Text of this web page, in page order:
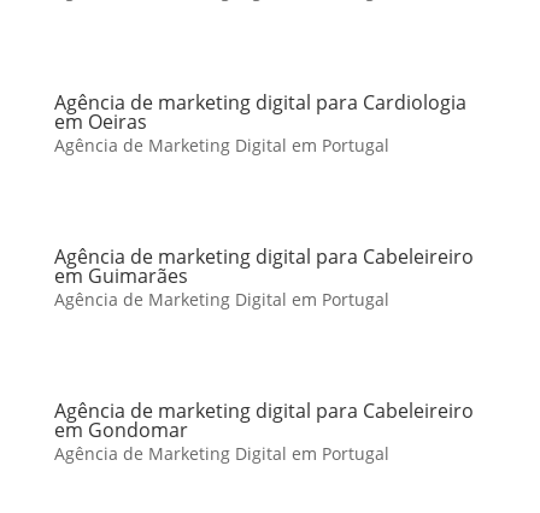
Agência de marketing digital para Cardiologia
em Oeiras
Agência de Marketing Digital em Portugal
Agência de marketing digital para Cabeleireiro
em Guimarães
Agência de Marketing Digital em Portugal
Agência de marketing digital para Cabeleireiro
em Gondomar
Agência de Marketing Digital em Portugal